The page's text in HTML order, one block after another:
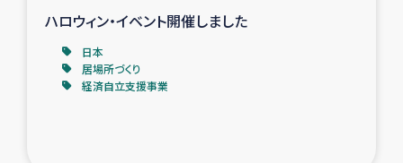
インドネシア中部 スラウェシの地震・津波被災者支援
スリランカ ムライティブ県帰還民の生活再建支援
ハロウィン・イベント開催しました
日本
居場所づくり
経済自立支援事業